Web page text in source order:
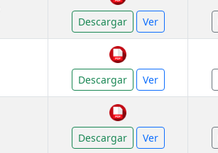
Descargar Ver
Descargar Ver
Descargar Ver